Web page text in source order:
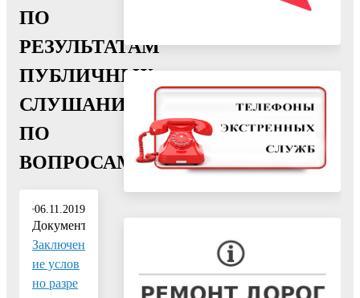
ПО
РЕЗУЛЬТАТАМ
ПУБЛИЧНЫХ
СЛУШАНИЙ
ПО
ВОПРОСАМ"
06.11.2019
Документ:
Заключен
ие услов
но разре